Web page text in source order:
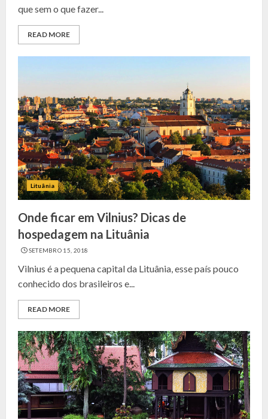
que sem o que fazer...
READ MORE
Lituânia
Onde ficar em Vilnius? Dicas de
hospedagem na Lituânia
SETEMBRO 15, 2018
Vilnius é a pequena capital da Lituânia, esse país pouco
conhecido dos brasileiros e...
READ MORE